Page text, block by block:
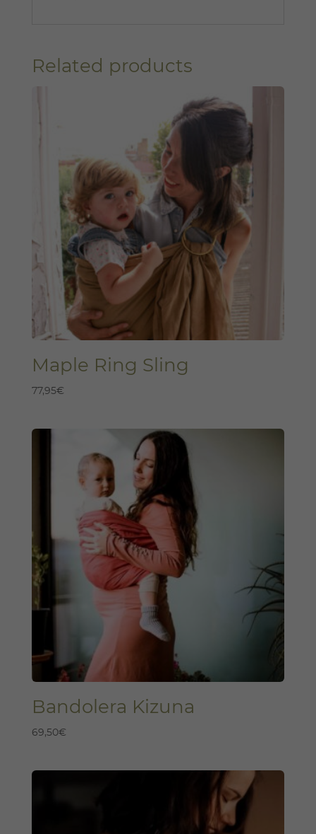
Related products
Maple Ring Sling
77,95€
Bandolera Kizuna
69,50€